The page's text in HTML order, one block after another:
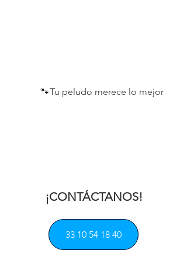
🐾Tu peludo merece lo mejor
¡CONTÁCTANOS!
33 10 54 18 40